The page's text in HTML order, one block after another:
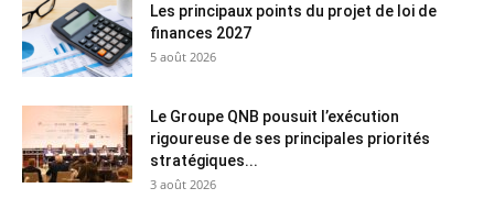
Les principaux points du projet de loi de
finances 2027
5 août 2026
Le Groupe QNB pousuit l’exécution
rigoureuse de ses principales priorités
stratégiques...
3 août 2026